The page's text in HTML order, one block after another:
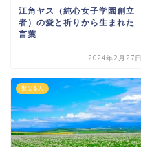
江角ヤス（純心女子学園創立
者）の愛と祈りから生まれた
言葉
2024年2月27日
聖なる人